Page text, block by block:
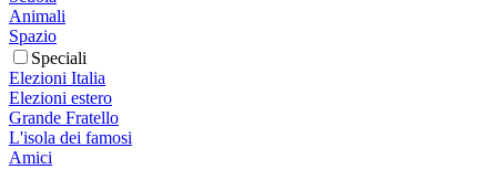
Animali
Spazio
Speciali
Elezioni Italia
Elezioni estero
Grande Fratello
L'isola dei famosi
Amici